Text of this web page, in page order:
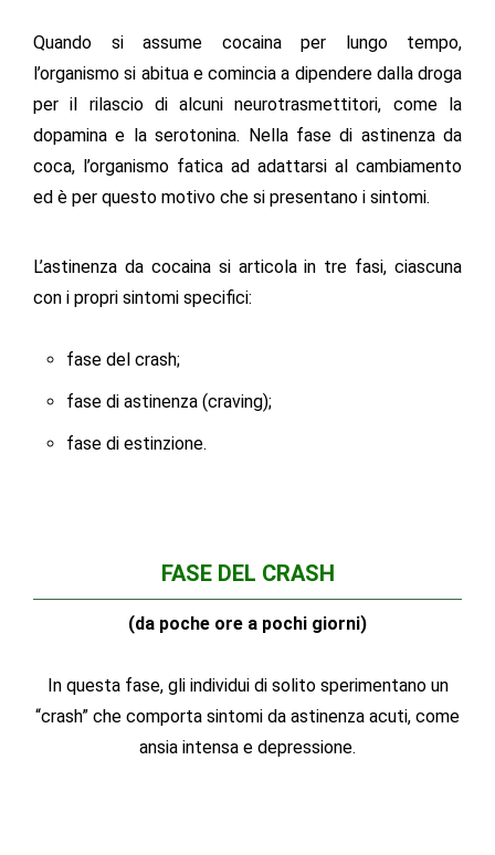
Quando si assume cocaina per lungo tempo,
l’organismo si abitua e comincia a dipendere dalla droga
per il rilascio di alcuni neurotrasmettitori, come la
dopamina e la serotonina. Nella fase di astinenza da
coca, l’organismo fatica ad adattarsi al cambiamento
ed è per questo motivo che si presentano i sintomi.
L’astinenza da cocaina si articola in tre fasi, ciascuna
con i propri sintomi specifici:
fase del crash;
fase di astinenza (craving);
fase di estinzione.
FASE DEL CRASH
(da poche ore a pochi giorni)
In questa fase, gli individui di solito sperimentano un
“crash” che comporta sintomi da astinenza acuti, come
ansia intensa e depressione.